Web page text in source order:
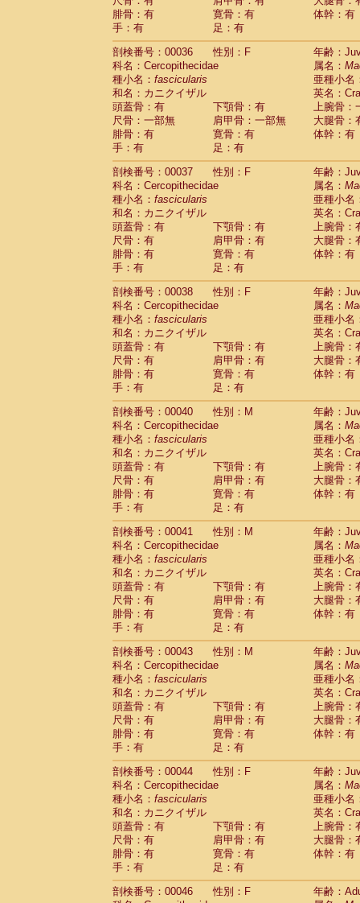
CercopithecidaeMiopithecus talapoin
CercopithecidaeCercopithecinae spp.
CercopithecidaeColobus angolensis
CercopithecidaeColobus guereza (0)
Cercopithecidae Colobus polykomos
Cercopithecidae Piliocolobus badius
Cercopithecidae Kasi senex vetulus(1)
CercopithecidaeKasi senex
CercopithecidaeNasalis larvatus(0)
CercopithecidaePresbytes
CercopithecidaePygathrix nemaeus
CercopithecidaeSemnopithecus
Cercopithecidae
Trachypithecus
Cercopithecidae
Trachypithecus
Cercopithecidae
Trachypithecus
CercopithecidaeTrachypithecus
CercopithecidaeColobinae spp.(0)
CercopithecidaePresbytesinaespp.(0)
CercopithecidaeCercopithecidae
HylobatidaeHoolock hoolock(1)
HylobatidaeHylobates agilis
HylobatidaeHylobates klossii (0)
Hylobatidae
HylobatidaeHylobates moloch(2)
Hylobatidae Hylobates muelleri(0)
HylobatidaeHylobates pileatus(5)
Hylobatidae Hylobates
HylobatidaeHylobateshybrid(1)
HylobatidaeNomascus concolor(0)
HylobatidaeSymphalangus
Hominidae
(0)
Hominidae
Hominidae Gorilla gorilla beringei(0)
Hominidae Gorilla gorilla gorilla(0)
Primates misc.(0)
Scandentia Dendrogale melanura
Scandentia Ptilocercus lowii
ScandentiaTupaia glis
Scandentia
Scandentia
腓骨：有
寛骨：有
体幹：有
手：有
足：有
剖検番号：00036
性別：F
年齢：
科名：Cercopithecidae
属名：
種小名： fascicularis
亜種小名
和名：カニクイザル
英名：
頭蓋骨：有
下顎骨：有
上腕骨：
尺骨：一部無
肩甲骨：一部無
大腿骨：
腓骨：有
寛骨：有
体幹：有
手：有
足：有
剖検番号：00037
性別：F
年齢：
科名：Cercopithecidae
属名：
種小名： fascicularis
亜種小名
和名：カニクイザル
英名：
頭蓋骨：有
下顎骨：有
上腕骨：
尺骨：有
肩甲骨：有
大腿骨：
腓骨：有
寛骨：有
体幹：有
手：有
足：有
剖検番号：00038
性別：F
年齢：
科名：Cercopithecidae
属名：
種小名： fascicularis
亜種小名
和名：カニクイザル
英名：
頭蓋骨：有
下顎骨：有
上腕骨：
尺骨：有
肩甲骨：有
大腿骨：
腓骨：有
寛骨：有
体幹：有
手：有
足：有
剖検番号：00040
性別：M
年齢：
科名：Cercopithecidae
属名：
種小名： fascicularis
亜種小名
和名：カニクイザル
英名：
頭蓋骨：有
下顎骨：有
上腕骨：
尺骨：有
肩甲骨：有
大腿骨：
腓骨：有
寛骨：有
体幹：有
手：有
足：有
剖検番号：00041
性別：M
年齢：
科名：Cercopithecidae
属名：
種小名： fascicularis
亜種小名
和名：カニクイザル
英名：
頭蓋骨：有
下顎骨：有
上腕骨：
尺骨：有
肩甲骨：有
大腿骨：
腓骨：有
寛骨：有
体幹：有
手：有
足：有
剖検番号：00043
性別：M
年齢：
科名：Cercopithecidae
属名：
種小名： fascicularis
亜種小名
和名：カニクイザル
英名：
頭蓋骨：有
下顎骨：有
上腕骨：
尺骨：有
肩甲骨：有
大腿骨：
腓骨：有
寛骨：有
体幹：有
手：有
足：有
剖検番号：00044
性別：F
年齢：
科名：Cercopithecidae
属名：
種小名： fascicularis
亜種小名
和名：カニクイザル
英名：
頭蓋骨：有
下顎骨：有
上腕骨：
尺骨：有
肩甲骨：有
大腿骨：
腓骨：有
寛骨：有
体幹：有
手：有
足：有
剖検番号：00046
性別：F
年齢：